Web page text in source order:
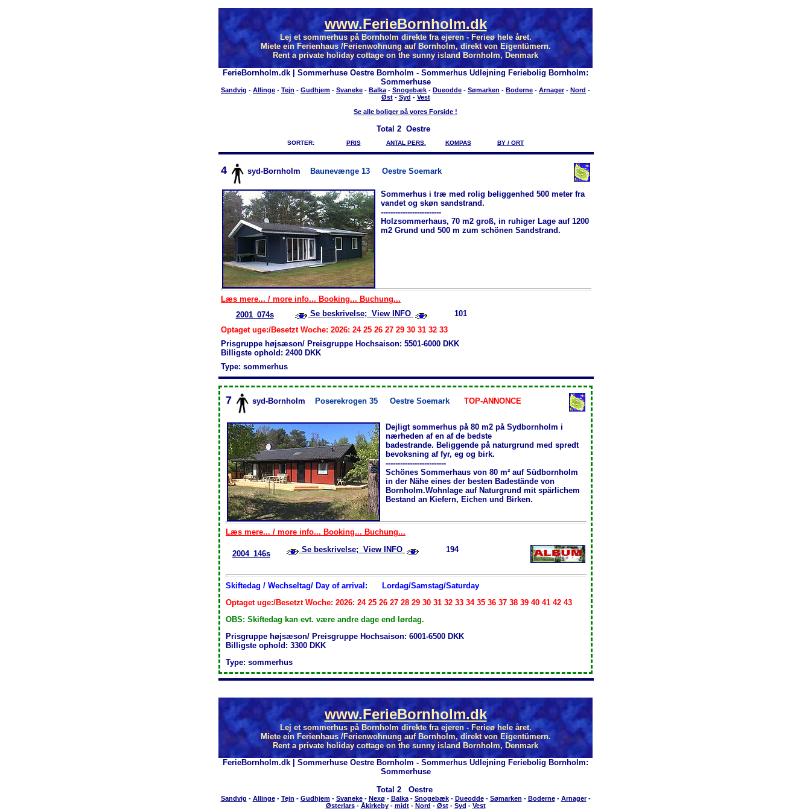
www.FerieBornholm.dk
Lej et sommerhus på Bornholm direkte fra ejeren - Ferieø hele året.
Miete ein Ferienhaus /Ferienwohnung auf Bornholm, direkt von Eigentümern.
Rent a private holiday cottage on the sunny island Bornholm, Denmark
FerieBornholm.dk | Sommerhuse Oestre Bornholm - Sommerhus Udlejning Feriebolig Bornholm:
Sommerhuse
Sandvig - Allinge - Tejn - Gudhjem - Svaneke - Balka - Snogebæk - Dueodde - Sømarken - Boderne - Arnager- Nord -
Øst- Syd - Vest
Se alle boliger på vores Forside !
Total 2 Oestre
SORTER: PRIS ANTAL PERS. KOMPAS BY / ORT
4 syd-Bornholm Baunevænge 13 Oestre Soemark
Sommerhus i træ med rolig beliggenhed 500 meter fra
vandet og skøn sandstrand.
-------------------------
Holzsommerhaus, 70 m2 groß, in ruhiger Lage auf 1200
m2 Grund und 500 m zum schönen Sandstrand.
Læs mere... / more info... Booking... Buchung...
2001_074s
Se beskrivelse; View INFO
101
Optaget uge:/Besetzt Woche: 2026: 24 25 26 27 29 30 31 32 33
Prisgruppe højsæson/ Preisgruppe Hochsaison: 5501-6000 DKK
Billigste ophold: 2400 DKK
Type: sommerhus
7 syd-Bornholm Poserekrogen 35 Oestre Soemark TOP-ANNONCE
Dejligt sommerhus på 80 m2 på Sydbornholm i
nærheden af en af de bedste
badestrande. Beliggende på naturgrund med spredt
bevoksning af fyr, eg og birk.
-------------------------
Schönes Sommerhaus von 80 m² auf Südbornholm
in der Nähe eines der besten Badestände von
Bornholm.Wohnlage auf Naturgrund mit spärlichem
Bestand an Kiefern, Eichen und Birken.
Læs mere... / more info... Booking... Buchung...
2004_146s Se beskrivelse; View INFO 194
Skiftedag / Wechseltag/ Day of arrival:
Lordag/Samstag/Saturday
Optaget uge:/Besetzt Woche: 2026: 24 25 26 27 28 29 30 31 32 33 34 35 36 37 38 39 40 41 42 43
OBS: Skiftedag kan evt. være andre dage end lørdag.
Prisgruppe højsæson/ Preisgruppe Hochsaison: 6001-6500 DKK
Billigste ophold: 3300 DKK
Type: sommerhus
www.FerieBornholm.dk
Lej et sommerhus på Bornholm direkte fra ejeren - Ferieø hele året.
Miete ein Ferienhaus /Ferienwohnung auf Bornholm, direkt von Eigentümern.
Rent a private holiday cottage on the sunny island Bornholm, Denmark
FerieBornholm.dk | Sommerhuse Oestre Bornholm - Sommerhus Udlejning Feriebolig Bornholm:
Sommerhuse
Total 2 Oestre
Sandvig - Allinge- Tejn - Gudhjem- Svaneke- Nexø- Balka- Snogebæk- Dueodde- Sømarken - Boderne- Arnager-
Østerlars- Åkirkeby- midt- Nord - Øst- Syd - Vest